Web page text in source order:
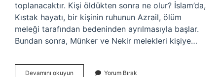
toplanacaktır. Kişi öldükten sonra ne olur? İslam’da,
Kıstak hayatı, bir kişinin ruhunun Azrail, ölüm
meleği tarafından bedeninden ayrılmasıyla başlar.
Bundan sonra, Münker ve Nekir melekleri kişiye…
Devamını okuyun Yorum Bırak